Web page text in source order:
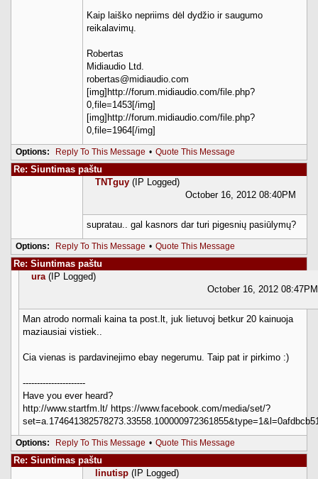
Kaip laiško nepriims dėl dydžio ir saugumo
reikalavimų.
Robertas
Midiaudio Ltd.
robertas@midiaudio.com
[img]http://forum.midiaudio.com/file.php?
0,file=1453[/img]
[img]http://forum.midiaudio.com/file.php?
0,file=1964[/img]
Options: Reply To This Message • Quote This Message
Re: Siuntimas paštu
TNTguy (IP Logged)
October 16, 2012 08:40PM
supratau.. gal kasnors dar turi pigesnių pasiūlymų?
Options: Reply To This Message • Quote This Message
Re: Siuntimas paštu
ura (IP Logged)
October 16, 2012 08:47PM
Man atrodo normali kaina ta post.lt, juk lietuvoj betkur 20 kainuoja
maziausiai vistiek..
Cia vienas is pardavinejimo ebay negerumu. Taip pat ir pirkimo :)
----------------------
Have you ever heard?
http://www.startfm.lt/ https://www.facebook.com/media/set/?
Options: Reply To This Message • Quote This Message
Re: Siuntimas paštu
linutisp (IP Logged)